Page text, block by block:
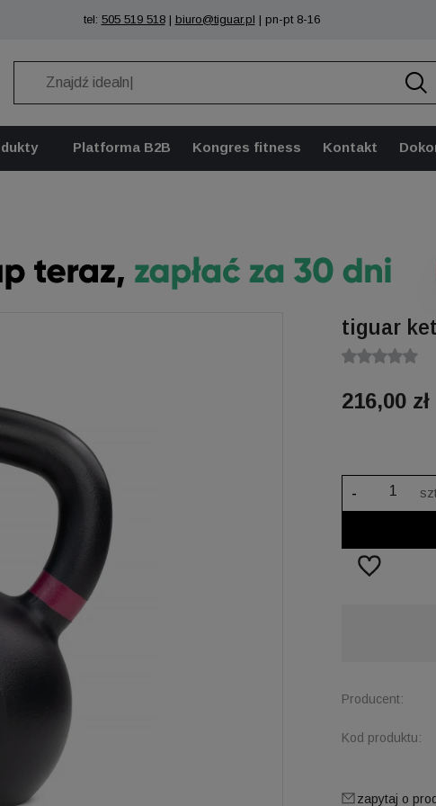
tel: 505 519 518| biuro@tiguar.pl | pn-pt 8-16
Platforma B2B Kongres fitness Kontakt
tiguar
216,00 zł
-
Producent:
Kod produktu:
zapytaj o